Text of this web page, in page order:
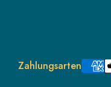
Zahlungsarten